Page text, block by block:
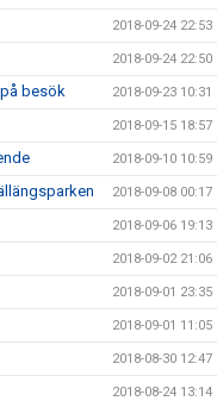
2018-09-24 22:53
2018-09-24 22:50
besök 2018-09-23 10:31
2018-09-15 18:57
2018-09-10 10:59
2018-09-08 00:17
2018-09-06 19:13
2018-09-02 21:06
2018-09-01 23:35
2018-09-01 11:05
2018-08-30 12:47
2018-08-24 13:14